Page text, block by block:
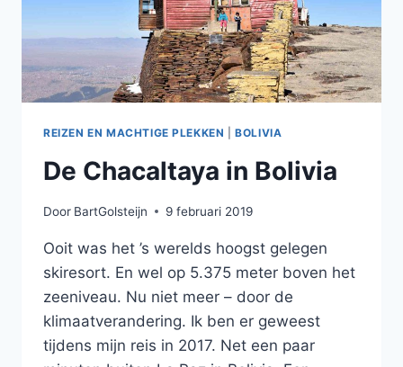
REIZEN EN MACHTIGE PLEKKEN |BOLIVIA
De Chacaltaya in Bolivia
Door BartGolsteijn 9 februari 2019
Ooit was het ’s werelds hoogst gelegen
skiresort. En wel op 5.375 meter boven het
zeeniveau. Nu niet meer – door de
klimaatverandering. Ik ben er geweest
tijdens mijn reis in 2017. Net een paar